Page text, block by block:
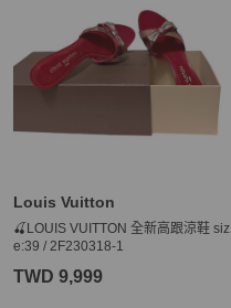
Louis Vuitton
🍒LOUIS VUITTON 全新高跟涼鞋 siz
e:39 / 2F230318-1
TWD 9,999